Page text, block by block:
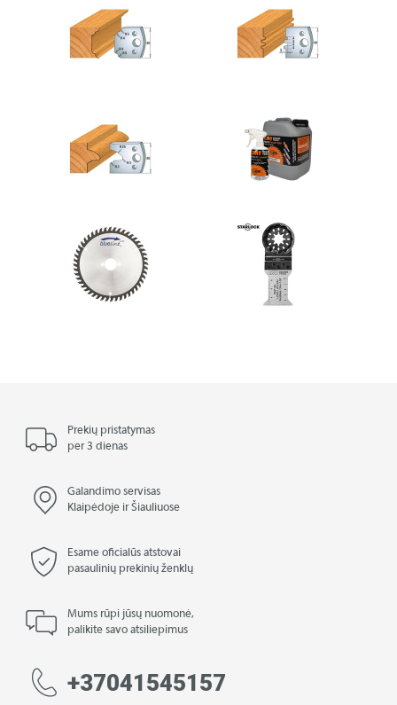
Prekių pristatymas
per 3 dienas
Galandimo servisas
Klaipėdoje ir Šiauliuose
Esame oficialūs atstovai
pasaulinių prekinių ženklų
Mums rūpi jūsų nuomonė,
palikite savo atsiliepimus
+37041545157